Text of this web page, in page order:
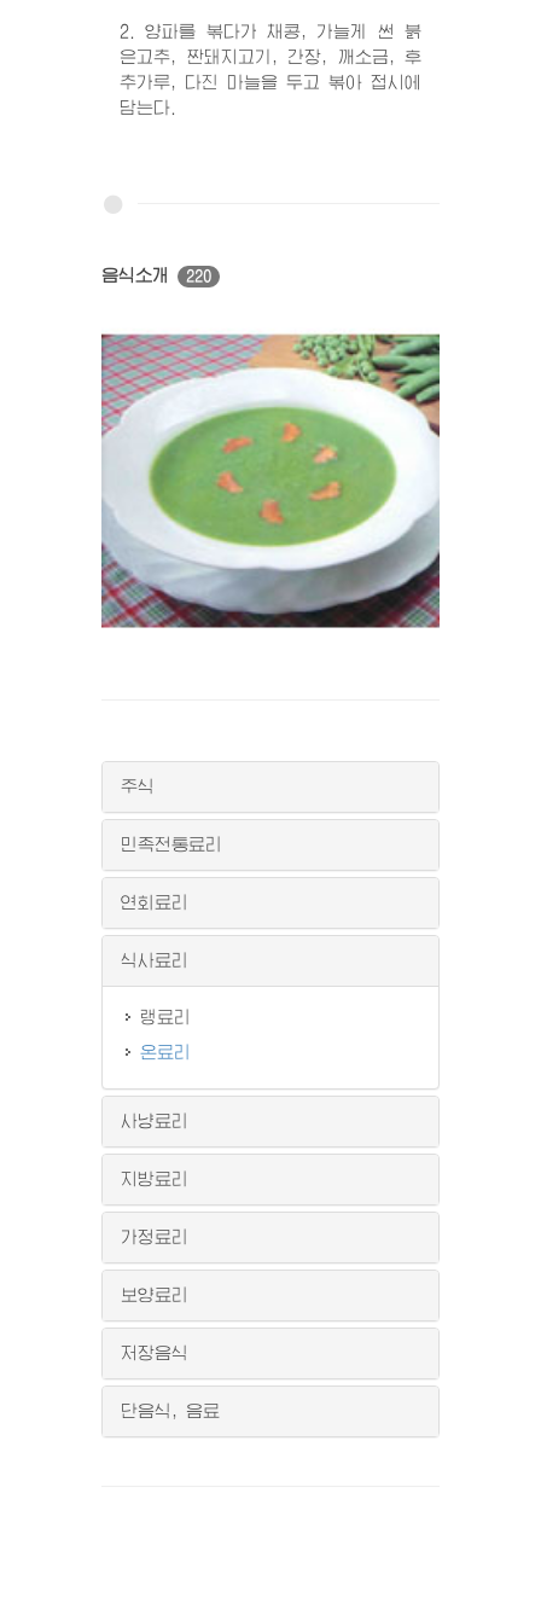
2. 양파를 볶다가 채콩, 가늘게 썬 붉
은고추, 짠돼지고기, 간장, 깨소금, 후
추가루, 다진 마늘을 두고 볶아 접시에
담는다.
음식소개 220
주식
민족전통료리
연회료리
식사료리
랭료리
온료리
사냥료리
지방료리
가정료리
보양료리
저장음식
단음식, 음료